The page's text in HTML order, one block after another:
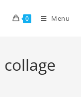
0 Menu